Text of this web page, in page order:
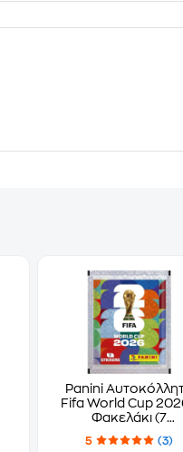
Panini
Fifa World Cup
Φακελάκι (7
Αυτοκόλλητα)
5 (3)